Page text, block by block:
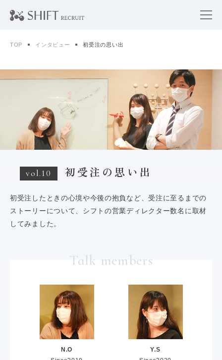
TOP インタビュー 初受注の思い出
vol.10 初受注の思い出
初受注したときの心境や今後の抱負など、受注に至るまでの
ストーリーについて、シフトの営業ディレクター数名に取材
してみました。
Talk members
N.O
Y.S